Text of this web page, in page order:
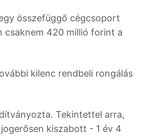
összefüggő cégcsoport
csaknem 420 millió forint a
kilenc rendbeli rongálás
Tekintettel arra,
kiszabott - 1 év 4